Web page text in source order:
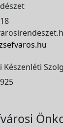
Készenléti